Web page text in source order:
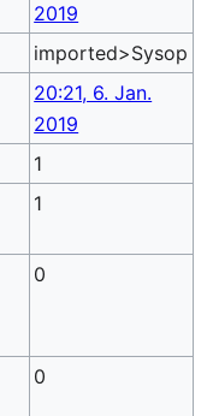
2019
imported>Sysop
20:21, 6. Jan.
2019
1
1
0
0